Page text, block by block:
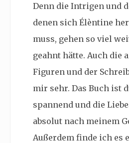
Denn die Intrigen und
denen sich Élèntine
muss, gehen so viel
geahnt hätte. Auch die
Figuren und der
mir sehr. Das Buch ist
spannend und die
absolut nach meinem
Außerdem finde ich es